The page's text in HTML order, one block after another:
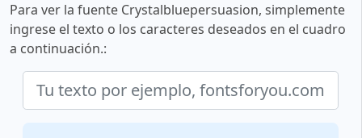
Para ver la fuente Crystalbluepersuasion, simplemente
ingrese el texto o los caracteres deseados en el cuadro
a continuación.: